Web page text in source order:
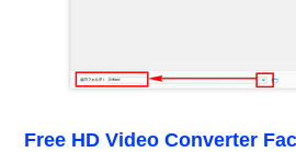
Free HD Video Converter